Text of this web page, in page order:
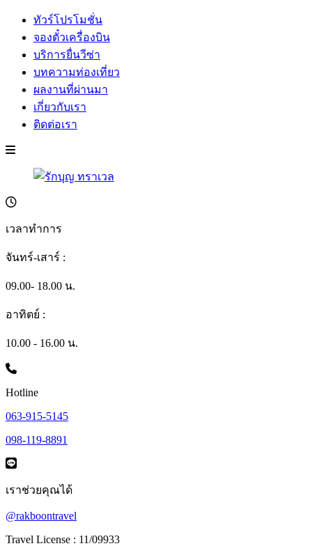
ทัวร์โปรโมชั่น
จองตั๋วเครื่องบิน
บริการยื่นวีซ่า
บทความท่องเที่ยว
ผลงานที่ผ่านมา
เกี่ยวกับเรา
ติดต่อเรา
เวลาทำการ
จันทร์-เสาร์ :
09.00- 18.00 น.
อาทิตย์ :
10.00 - 16.00 น.
Hotline
063-915-5145
098-119-8891
เราช่วยคุณได้
@rakboontravel
Travel License : 11/09933